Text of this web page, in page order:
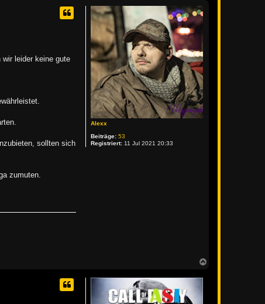
Alexx
Beiträge: 53
Registriert: 11 Jul 2021 20:33
leider keine gute
sollten sich
zumuten.